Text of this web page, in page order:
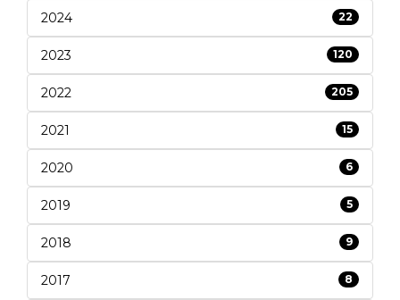
2024 22
2023 120
2022 205
2021 15
2020 6
2019 5
2018 9
2017 8